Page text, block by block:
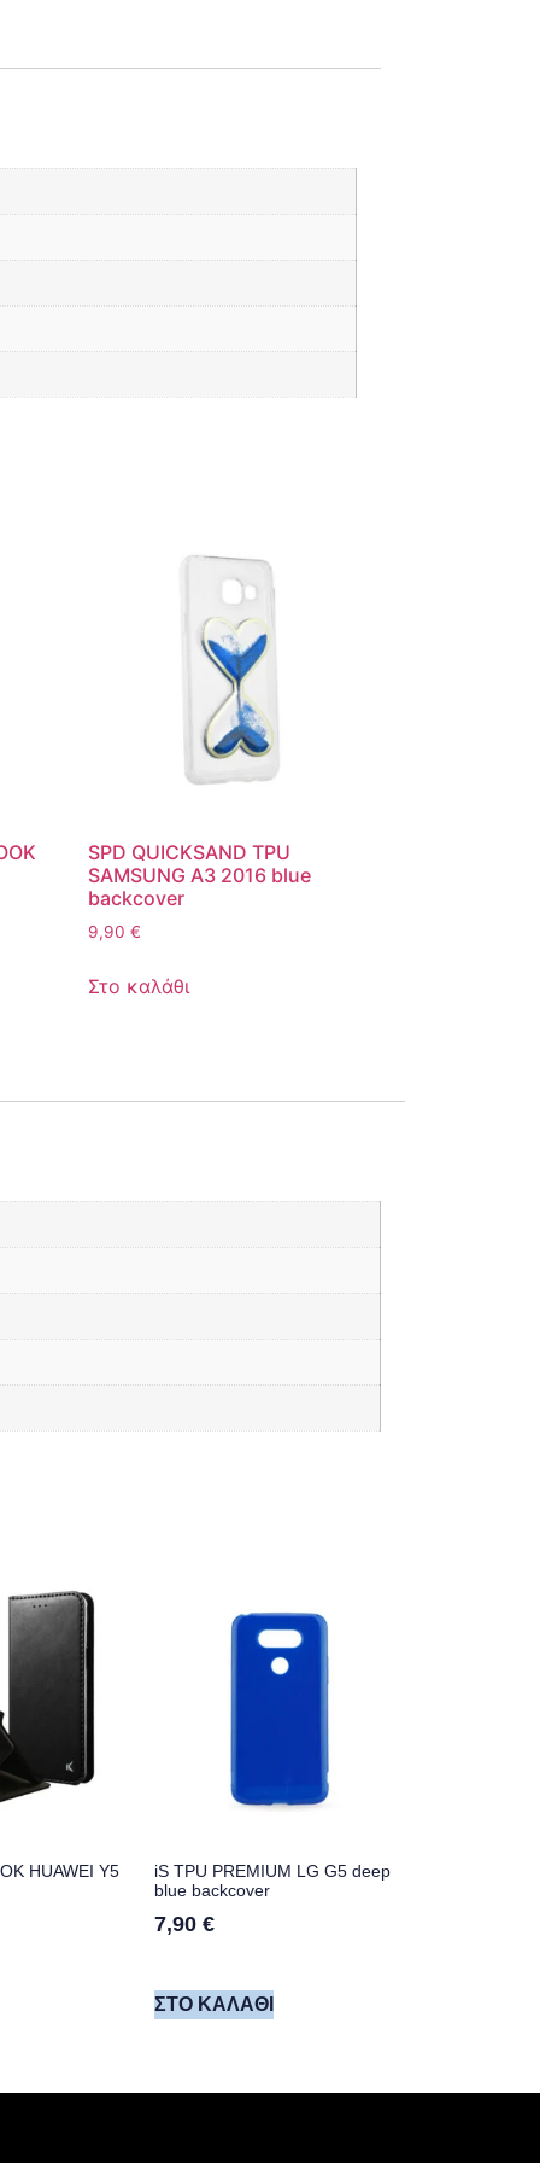
SPD QUICKSAND TPU
SAMSUNG A3 2016 blue
backcover
9,90€
Στο καλάθι
HUAWEI Y5
iS TPU PREMIUM LG G5 deep
blue backcover
7,90 €
ΣΤΟ ΚΑΛΆΘΙ